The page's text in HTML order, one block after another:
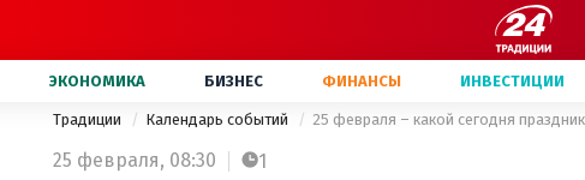
ЭКОНОМИКА БИЗНЕС ФИНАНСЫ ИНВЕСТИЦИИ
Традиции Календарь событий 25 февраля – какой сегодня
25 февраля, 08:30 1